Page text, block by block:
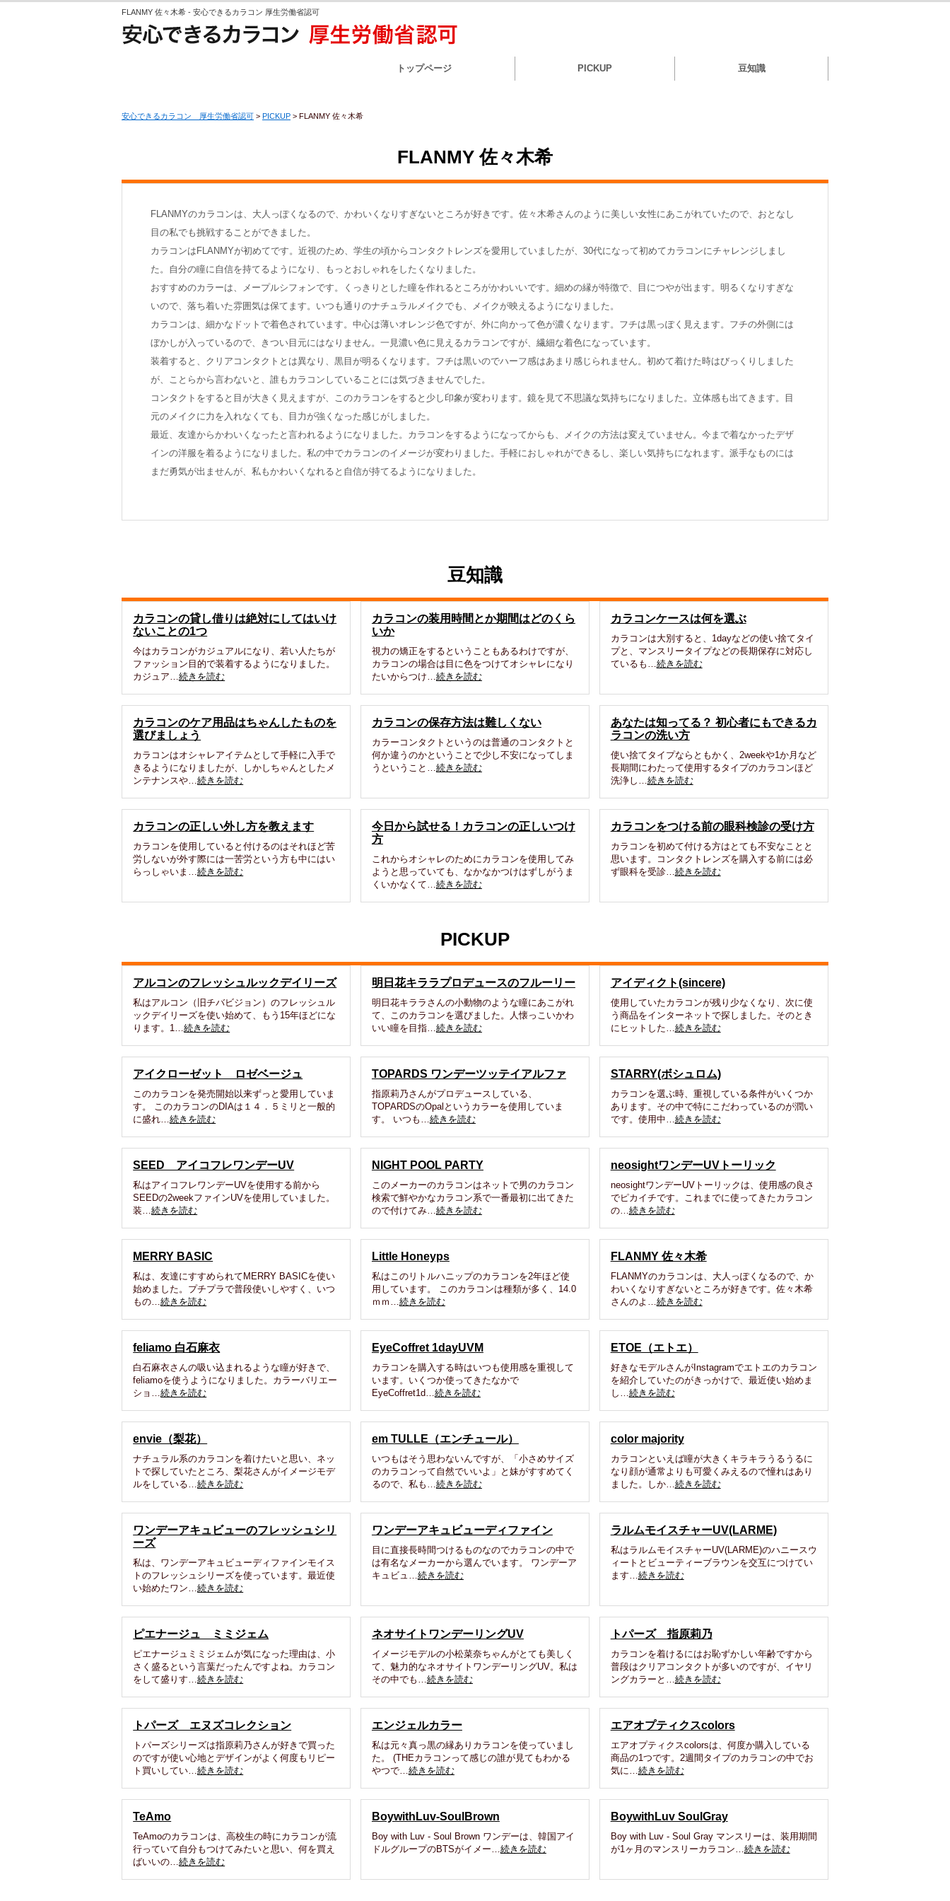
FLANMY 佐々木希 - 安心できるカラコン 厚生労働省認可
トップページ PICKUP 豆知識
安心できるカラコン 厚生労働省認可 > PICKUP > FLANMY 佐々木希
FLANMY 佐々木希
FLANMYのカラコンは、大人っぽくなるので、かわいくなりすぎないところが好きです。佐々木希さんのように美しい女性にあこがれていたので、おとなし
目の私でも挑戦することができました。
カラコンはFLANMYが初めてです。近視のため、学生の頃からコンタクトレンズを愛用していましたが、30代になって初めてカラコンにチャレンジしまし
た。自分の瞳に自信を持てるようになり、もっとおしゃれをしたくなりました。
おすすめのカラーは、メープルシフォンです。くっきりとした瞳を作れるところがかわいいです。細めの縁が特徴で、目につやが出ます。明るくなりすぎな
いので、落ち着いた雰囲気は保てます。いつも通りのナチュラルメイクでも、メイクが映えるようになりました。
カラコンは、細かなドットで着色されています。中心は薄いオレンジ色ですが、外に向かって色が濃くなります。フチは黒っぽく見えます。フチの外側には
ぼかしが入っているので、きつい目元にはなりません。一見濃い色に見えるカラコンですが、繊細な着色になっています。
装着すると、クリアコンタクトとは異なり、黒目が明るくなります。フチは黒いのでハーフ感はあまり感じられません。初めて着けた時はびっくりしました
が、ことらから言わないと、誰もカラコンしていることには気づきませんでした。
コンタクトをすると目が大きく見えますが、このカラコンをすると少し印象が変わります。鏡を見て不思議な気持ちになりました。立体感も出てきます。目
元のメイクに力を入れなくても、目力が強くなった感じがしました。
最近、友達からかわいくなったと言われるようになりました。カラコンをするようになってからも、メイクの方法は変えていません。今まで着なかったデザ
インの洋服を着るようになりました。私の中でカラコンのイメージが変わりました。手軽におしゃれができるし、楽しい気持ちになれます。派手なものには
まだ勇気が出ませんが、私もかわいくなれると自信が持てるようになりました。
豆知識
カラコンの貸し借りは絶対にしてはいけ
ないことの1つ
今はカラコンがカジュアルになり、若い人たちが
ファッション目的で装着するようになりました。
カジュア…続きを読む
カラコンの装用時間とか期間はどのくら
いか
視力の矯正をするということもあるわけですが、
カラコンの場合は目に色をつけてオシャレになり
たいからつけ…続きを読む
カラコンケースは何を選ぶ
カラコンは大別すると、1dayなどの使い捨てタイ
プと、マンスリータイプなどの長期保存に対応し
ているも…続きを読む
カラコンのケア用品はちゃんしたものを
選びましょう
カラコンはオシャレアイテムとして手軽に入手で
きるようになりましたが、しかしちゃんとしたメ
ンテナンスや…続きを読む
カラコンの保存方法は難しくない
カラーコンタクトというのは普通のコンタクトと
何か違うのかということで少し不安になってしま
うということ…続きを読む
あなたは知ってる？ 初心者にもできるカ
ラコンの洗い方
使い捨てタイプならともかく、2weekや1か月など
長期間にわたって使用するタイプのカラコンほど
洗浄し…続きを読む
カラコンの正しい外し方を教えます
カラコンを使用していると付けるのはそれほど苦
労しないが外す際には一苦労という方も中にはい
らっしゃいま…続きを読む
今日から試せる！カラコンの正しいつけ
方
これからオシャレのためにカラコンを使用してみ
ようと思っていても、なかなかつけはずしがうま
くいかなくて…続きを読む
カラコンをつける前の眼科検診の受け方
カラコンを初めて付ける方はとても不安なことと
思います。コンタクトレンズを購入する前には必
ず眼科を受診…続きを読む
PICKUP
アルコンのフレッシュルックデイリーズ
私はアルコン（旧チバビジョン）のフレッシュル
ックデイリーズを使い始めて、もう15年ほどにな
ります。1…続きを読む
明日花キララプロデュースのフルーリー
明日花キララさんの小動物のような瞳にあこがれ
て、このカラコンを選びました。人懐っこいかわ
いい瞳を目指…続きを読む
アイディクト(sincere)
使用していたカラコンが残り少なくなり、次に使
う商品をインターネットで探しました。そのとき
にヒットした…続きを読む
アイクローゼット ロゼベージュ
このカラコンを発売開始以来ずっと愛用していま
す。 このカラコンのDIAは１４．５ミリと一般的
に盛れ…続きを読む
TOPARDS ワンデーツッテイアルファ
指原莉乃さんがプロデュースしている、
TOPARDSのOpalというカラーを使用していま
す。 いつも…続きを読む
STARRY(ボシュロム)
カラコンを選ぶ時、重視している条件がいくつか
あります。その中で特にこだわっているのが潤い
です。使用中…続きを読む
SEED アイコフレワンデーUV
私はアイコフレワンデーUVを使用する前から
SEEDの2weekファインUVを使用していました。
装…続きを読む
NIGHT POOL PARTY
このメーカーのカラコンはネットで男のカラコン
検索で鮮やかなカラコン系で一番最初に出てきた
ので付けてみ…続きを読む
neosightワンデーUVトーリック
neosightワンデーUVトーリックは、使用感の良さ
でピカイチです。これまでに使ってきたカラコン
の…続きを読む
MERRY BASIC
私は、友達にすすめられてMERRY BASICを使い
始めました。プチプラで普段使いしやすく、いつ
もの…続きを読む
Little Honeyps
私はこのリトルハニップのカラコンを2年ほど使
用しています。 このカラコンは種類が多く、14.0
ｍｍ…続きを読む
FLANMY 佐々木希
FLANMYのカラコンは、大人っぽくなるので、か
わいくなりすぎないところが好きです。佐々木希
さんのよ…続きを読む
feliamo 白石麻衣
白石麻衣さんの吸い込まれるような瞳が好きで、
feliamoを使うようになりました。カラーバリエー
ショ…続きを読む
EyeCoffret 1dayUVM
カラコンを購入する時はいつも使用感を重視して
います。いくつか使ってきたなかで
EyeCoffret1d…続きを読む
ETOE（エトエ）
好きなモデルさんがInstagramでエトエのカラコン
を紹介していたのがきっかけで、最近使い始めま
し…続きを読む
envie（梨花）
ナチュラル系のカラコンを着けたいと思い、ネッ
トで探していたところ、梨花さんがイメージモデ
ルをしている…続きを読む
em TULLE（エンチュール）
いつもはそう思わないんですが、「小さめサイズ
のカラコンって自然でいいよ」と妹がすすめてく
るので、私も…続きを読む
color majority
カラコンといえば瞳が大きくキラキラうるうるに
なり顔が通常よりも可愛くみえるので憧れはあり
ました。しか…続きを読む
ワンデーアキュビューのフレッシュシリ
ーズ
私は、ワンデーアキュビューディファインモイス
トのフレッシュシリーズを使っています。最近使
い始めたワン…続きを読む
ワンデーアキュビューディファイン
目に直接長時間つけるものなのでカラコンの中で
は有名なメーカーから選んでいます。 ワンデーア
キュビュ…続きを読む
ラルムモイスチャーUV(LARME)
私はラルムモイスチャーUV(LARME)のハニースウ
ィートとビューティーブラウンを交互につけてい
ます…続きを読む
ピエナージュ ミミジェム
ピエナージュミミジェムが気になった理由は、小
さく盛るという言葉だったんですよね。カラコン
をして盛りす…続きを読む
ネオサイトワンデーリングUV
イメージモデルの小松菜奈ちゃんがとても美しく
て、魅力的なネオサイトワンデーリングUV。私は
その中でも…続きを読む
トパーズ 指原莉乃
カラコンを着けるにはお恥ずかしい年齢ですから
普段はクリアコンタクトが多いのですが、イヤリ
ングカラーと…続きを読む
トパーズ エヌズコレクション
トパーズシリーズは指原莉乃さんが好きで買った
のですが使い心地とデザインがよく何度もリピー
ト買いしてい…続きを読む
エンジェルカラー
私は元々真っ黒の縁ありカラコンを使っていまし
た。 (THEカラコンって感じの誰が見てもわかる
やつで…続きを読む
エアオプティクスcolors
エアオプティクスcolorsは、何度か購入している
商品の1つです。2週間タイプのカラコンの中でお
気に…続きを読む
TeAmo
TeAmoのカラコンは、高校生の時にカラコンが流
行っていて自分もつけてみたいと思い、何を買え
ばいいの…続きを読む
BoywithLuv-SoulBrown
Boy with Luv - Soul Brown ワンデーは、韓国アイ
ドルグループのBTSがイメー…続きを読む
BoywithLuv SoulGray
Boy with Luv - Soul Gray マンスリーは、装用期間
が1ヶ月のマンスリーカラコン…続きを読む